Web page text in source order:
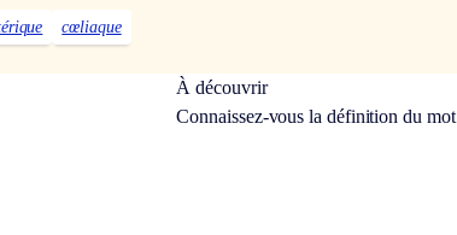
cœliaque
À découvrir
Connaissez-vous la définition du mot